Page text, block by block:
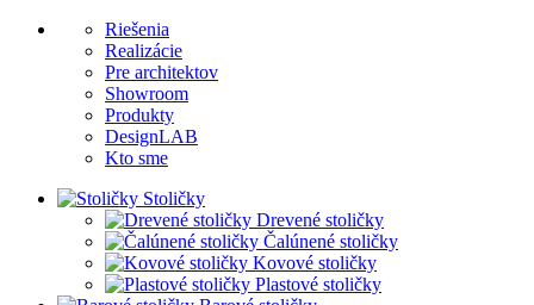
Riešenia
Realizácie
Pre architektov
Showroom
Produkty
DesignLAB
Kto sme
Stoličky
Drevené stoličky
Čalúnené stoličky
Kovové stoličky
Plastové stoličky